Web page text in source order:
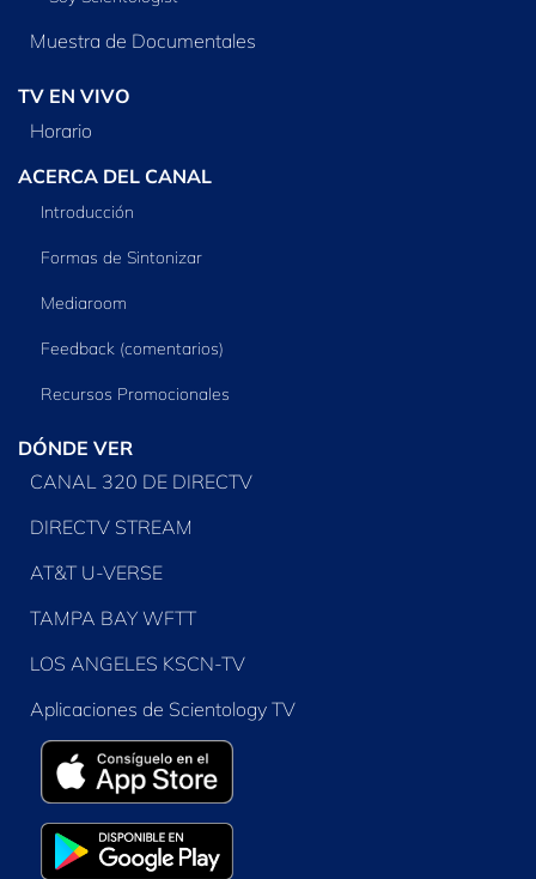
Muestra de Documentales
TV EN VIVO
Horario
ACERCA DEL CANAL
Introducción
Formas de Sintonizar
Mediaroom
Feedback (comentarios)
Recursos Promocionales
DÓNDE VER
CANAL 320 DE DIRECTV
DIRECTV STREAM
AT&T U-VERSE
TAMPA BAY WFTT
LOS ANGELES KSCN-TV
Aplicaciones de Scientology TV